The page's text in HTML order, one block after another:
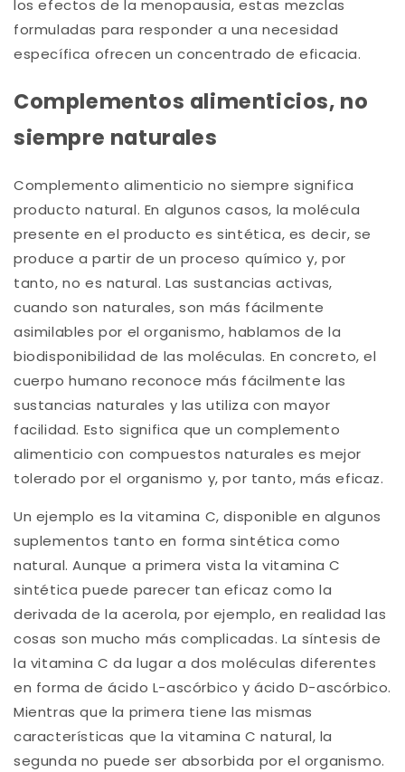
los efectos de la menopausia, estas mezclas
formuladas para responder a una necesidad
específica ofrecen un concentrado de eficacia.
Complementos alimenticios, no
siempre naturales
Complemento alimenticio no siempre significa
producto natural. En algunos casos, la molécula
presente en el producto es sintética, es decir, se
produce a partir de un proceso químico y, por
tanto, no es natural. Las sustancias activas,
cuando son naturales, son más fácilmente
asimilables por el organismo, hablamos de la
biodisponibilidad de las moléculas. En concreto, el
cuerpo humano reconoce más fácilmente las
sustancias naturales y las utiliza con mayor
facilidad. Esto significa que un complemento
alimenticio con compuestos naturales es mejor
tolerado por el organismo y, por tanto, más eficaz.
Un ejemplo es la vitamina C, disponible en algunos
suplementos tanto en forma sintética como
natural. Aunque a primera vista la vitamina C
sintética puede parecer tan eficaz como la
derivada de la acerola, por ejemplo, en realidad las
cosas son mucho más complicadas. La síntesis de
la vitamina C da lugar a dos moléculas diferentes
en forma de ácido L-ascórbico y ácido D-ascórbico.
Mientras que la primera tiene las mismas
características que la vitamina C natural, la
segunda no puede ser absorbida por el organismo.